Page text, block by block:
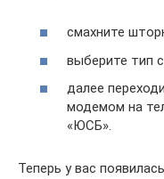
смахните
выберите тип
далее
модемом на
«ЮСБ».
Теперь у вас